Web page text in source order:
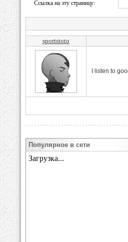
Ссылка на эту страницу:
sportstoto
I listen to
Популярное в сети